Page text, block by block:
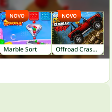
Marble Sort
NOVO
Offroad Crash Climber 4X4
NOVO